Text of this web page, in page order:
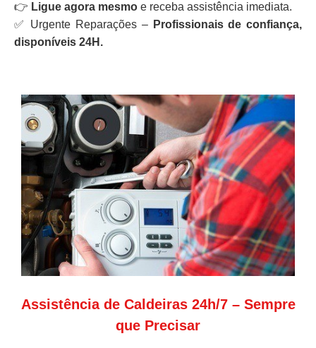
👉 Ligue agora mesmo e receba assistência imediata.
✅ Urgente Reparações – Profissionais de confiança,
disponíveis 24H.
Assistência de Caldeiras 24h/7 – Sempre
que Precisar